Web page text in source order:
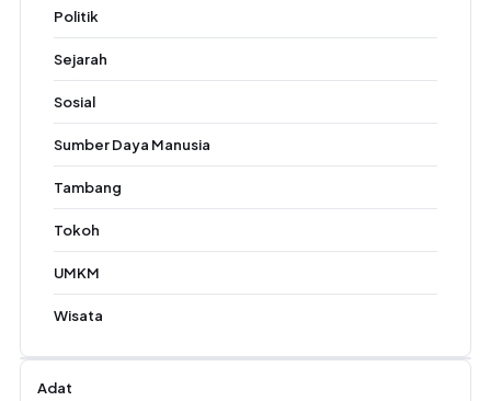
Politik
Sejarah
Sosial
Sumber Daya Manusia
Tambang
Tokoh
UMKM
Wisata
Adat